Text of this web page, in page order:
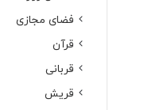
فضای مجازی
قرآن
قربانی
قریش